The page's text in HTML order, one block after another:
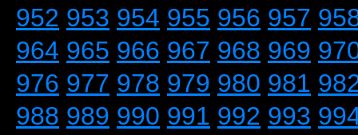
952 953 954 955 956 957
964 965 966 967 968 969
976 977 978 979 980 981
988 989 990 991 992 993